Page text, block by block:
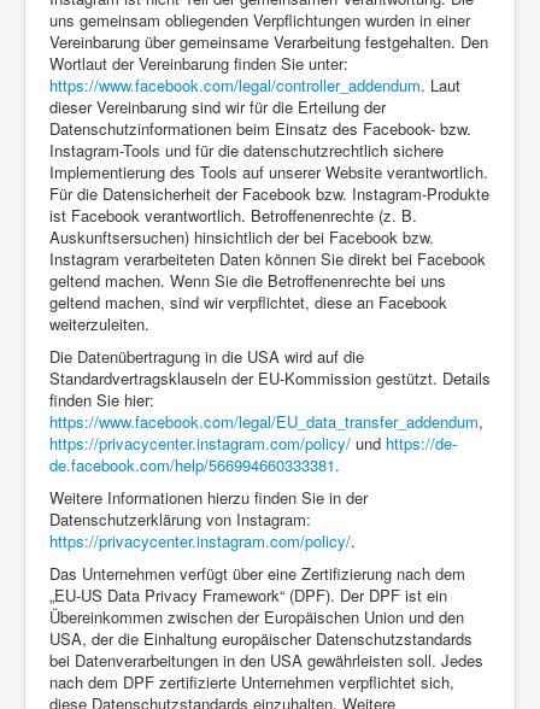
uns gemeinsam obliegenden Verpflichtungen wurden in einer
Vereinbarung über gemeinsame Verarbeitung festgehalten. Den
Wortlaut der Vereinbarung finden Sie unter:
https://www.facebook.com/legal/controller_addendum. Laut
dieser Vereinbarung sind wir für die Erteilung der
Datenschutzinformationen beim Einsatz des Facebook- bzw.
Instagram-Tools und für die datenschutzrechtlich sichere
Implementierung des Tools auf unserer Website verantwortlich.
Für die Datensicherheit der Facebook bzw. Instagram-Produkte
ist Facebook verantwortlich. Betroffenenrechte (z. B.
Auskunftsersuchen) hinsichtlich der bei Facebook bzw.
Instagram verarbeiteten Daten können Sie direkt bei Facebook
geltend machen. Wenn Sie die Betroffenenrechte bei uns
geltend machen, sind wir verpflichtet, diese an Facebook
weiterzuleiten.
Die Datenübertragung in die USA wird auf die
Standardvertragsklauseln der EU-Kommission gestützt. Details
finden Sie hier:
https://www.facebook.com/legal/EU_data_transfer_addendum,
https://privacycenter.instagram.com/policy/ und https://de-
de.facebook.com/help/566994660333381.
Weitere Informationen hierzu finden Sie in der
Datenschutzerklärung von Instagram:
https://privacycenter.instagram.com/policy/.
Das Unternehmen verfügt über eine Zertifizierung nach dem
„EU-US Data Privacy Framework“ (DPF). Der DPF ist ein
Übereinkommen zwischen der Europäischen Union und den
USA, der die Einhaltung europäischer Datenschutzstandards
bei Datenverarbeitungen in den USA gewährleisten soll. Jedes
nach dem DPF zertifizierte Unternehmen verpflichtet sich,
diese Datenschutzstandards einzuhalten. Weitere